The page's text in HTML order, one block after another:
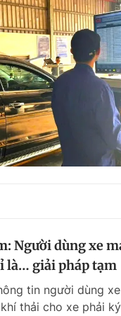
Người dùng xe
là… giải pháp tạm
tin người dùng
thải cho xe phải